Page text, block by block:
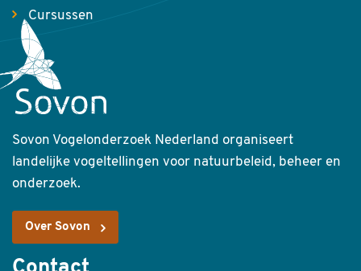
Cursussen
Sovon Vogelonderzoek Nederland organiseert
landelijke vogeltellingen voor natuurbeleid, beheer en
onderzoek.
Over Sovon